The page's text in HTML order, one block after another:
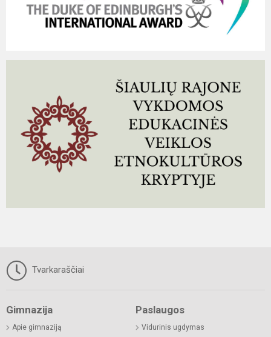
Tvarkaraščiai
Gimnazija
Apie gimnaziją
Paslaugos
Vidurinis ugdymas